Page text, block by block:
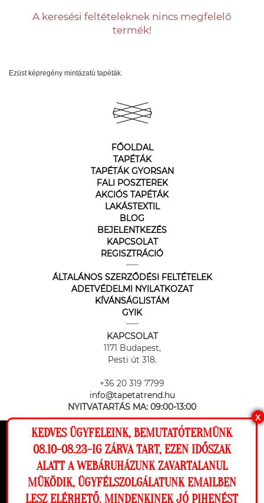
Ez a weboldal cookie-kat használ, hogy a
lehető legjobb élményt nyújtsa honlapunkon.
Beállítások
A keresési feltételeknek nincs megfelelő
termék!
Ezüst képregény mintázatú tapéták.
FŐOLDAL
TAPÉTÁK
TAPÉTÁK GYORSAN
FALI POSZTEREK
AKCIÓS TAPÉTÁK
LAKÁSTEXTIL
BLOG
BEJELENTKEZÉS
KAPCSOLAT
REGISZTRÁCIÓ
ÁLTALÁNOS SZERZŐDÉSI FELTÉTELEK
ADETVÉDELMI NYILATKOZAT
KÍVÁNSÁGLISTÁM
GYIK
KAPCSOLAT
1171 Budapest,
Pesti út 318.
+36 20 319 7799
info@tapetatrend.hu
NYITVATARTÁS MA: 09:00-13:00
Az online fizetést a Barion Payment Zrt. biztosítja, MNB engedély
száma: H-EN-I-1064/2013
X
KEDVES ÜGYFELEINK, BEMUTATÓTERMÜNK
08.10-08.23-IG ZÁRVA TART, EZEN IDŐSZAK
ALATT A WEBÁRUHÁZUNK ZAVARTALANUL
MÜKÖDIK, ÜGYFÉLSZOLGÁLATUNK EMAILBEN
LESZ ELÉRHETŐ. MINDENKINEK JÓ PIHENÉST